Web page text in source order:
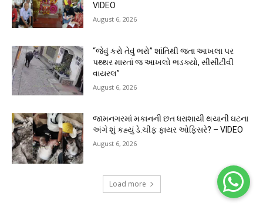
VIDEO
August 6, 2026
“જેવું કરો તેવું ભરો” શાંતિથી જતા આખલા પર
પથ્થર મારતાં જ આખલો ભડક્યો, સીસીટીવી
વાયરલ”
August 6, 2026
જામનગરમાં મકાનની છત ધરાશાયી થયાની ઘટના
અંગે શું કહ્યું ડે.ચીફ ફાયર ઓફિસરે? – VIDEO
August 6, 2026
Load more